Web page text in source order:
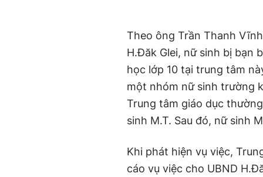
Theo ông Trần Thanh
H.Đăk Glei, nữ sinh bị bạn
học lớp 10 tại trung tâm
một nhóm nữ sinh trường
Trung tâm giáo dục
sinh M.T. Sau đó, nữ sinh
Khi phát hiện vụ việc,
cáo vụ việc cho UBND